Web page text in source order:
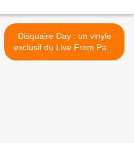
Disquaire Day : un vinyle
exclusif du Live From Paris
mise en vente ! >